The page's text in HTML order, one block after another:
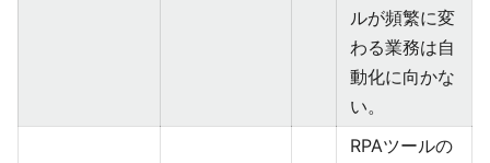
ルが頻繁に変
わる業務は自
動化に向かな
い。
RPAツールの